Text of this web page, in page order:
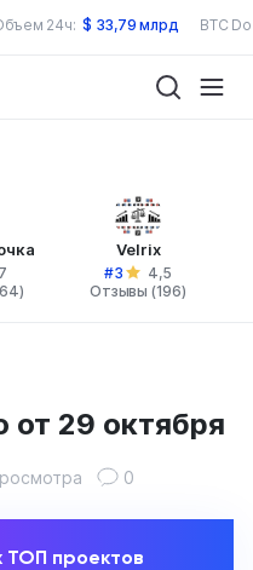
24ч: $ 33,79 млрд BTC
Velrix
#3
4,5
Отзывы (196)
от 29 октября
0
ТОП проектов